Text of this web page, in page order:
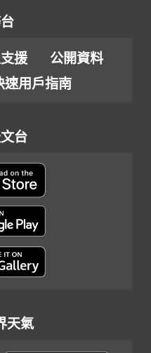
援
公開資料
速用戶指南
台
天氣